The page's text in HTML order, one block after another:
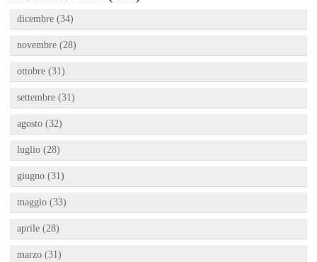
dicembre (34)
novembre (28)
ottobre (31)
settembre (31)
agosto (32)
luglio (28)
giugno (31)
maggio (33)
aprile (28)
marzo (31)